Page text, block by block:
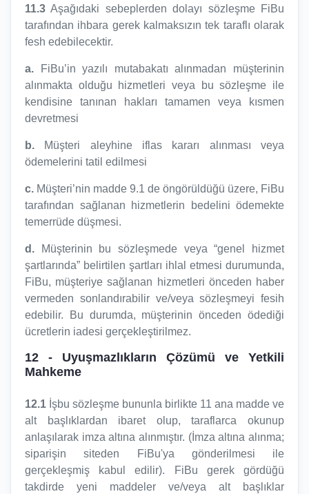
11.3 Aşağıdaki sebeplerden dolayı sözleşme FiBu
tarafından ihbara gerek kalmaksızın tek taraflı olarak
fesh edebilecektir.
a. FiBu’in yazılı mutabakatı alınmadan müşterinin
alınmakta olduğu hizmetleri veya bu sözleşme ile
kendisine tanınan hakları tamamen veya kısmen
devretmesi
b. Müşteri aleyhine iflas kararı alınması veya
ödemelerini tatil edilmesi
c. Müşteri’nin madde 9.1 de öngörüldüğü üzere, FiBu
tarafından sağlanan hizmetlerin bedelini ödemekte
temerrüde düşmesi.
d. Müşterinin bu sözleşmede veya “genel hizmet
şartlarında” belirtilen şartları ihlal etmesi durumunda,
FiBu, müşteriye sağlanan hizmetleri önceden haber
vermeden sonlandırabilir ve/veya sözleşmeyi fesih
edebilir. Bu durumda, müşterinin önceden ödediği
ücretlerin iadesi gerçekleştirilmez.
12 - Uyuşmazlıkların Çözümü ve Yetkili
Mahkeme
12.1 İşbu sözleşme bununla birlikte 11 ana madde ve
alt başlıklardan ibaret olup, taraflarca okunup
anlaşılarak imza altına alınmıştır. (İmza altına alınma;
siparişin siteden FiBu'ya gönderilmesi ile
gerçekleşmiş kabul edilir). FiBu gerek gördüğü
takdirde yeni maddeler ve/veya alt başlıklar